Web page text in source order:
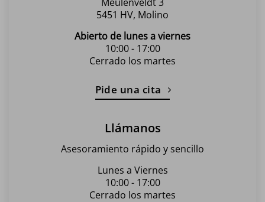
5451 HV, Molino
Abierto de lunes a viernes
10:00 - 17:00
Cerrado los martes
Pide una cita
Llámanos
Asesoramiento rápido y sencillo
Lunes a Viernes
10:00 - 17:00
Cerrado los martes